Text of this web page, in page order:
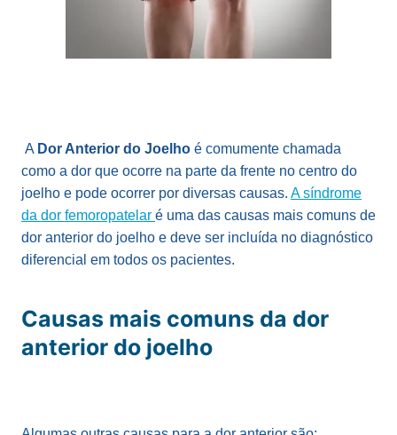
A Dor Anterior do Joelho é comumente chamada
como a dor que ocorre na parte da frente no centro do
joelho e pode ocorrer por diversas causas. A síndrome
da dor femoropatelar é uma das causas mais comuns de
dor anterior do joelho e deve ser incluída no diagnóstico
diferencial em todos os pacientes.
Causas mais comuns da dor
anterior do joelho